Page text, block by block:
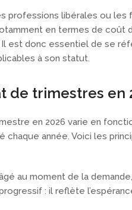
professions libérales ou les
en termes de coût
est donc essentiel de se
à son statut.
de trimestres en
en 2026 varie en
année. Voici les
au moment de la
: il reflète